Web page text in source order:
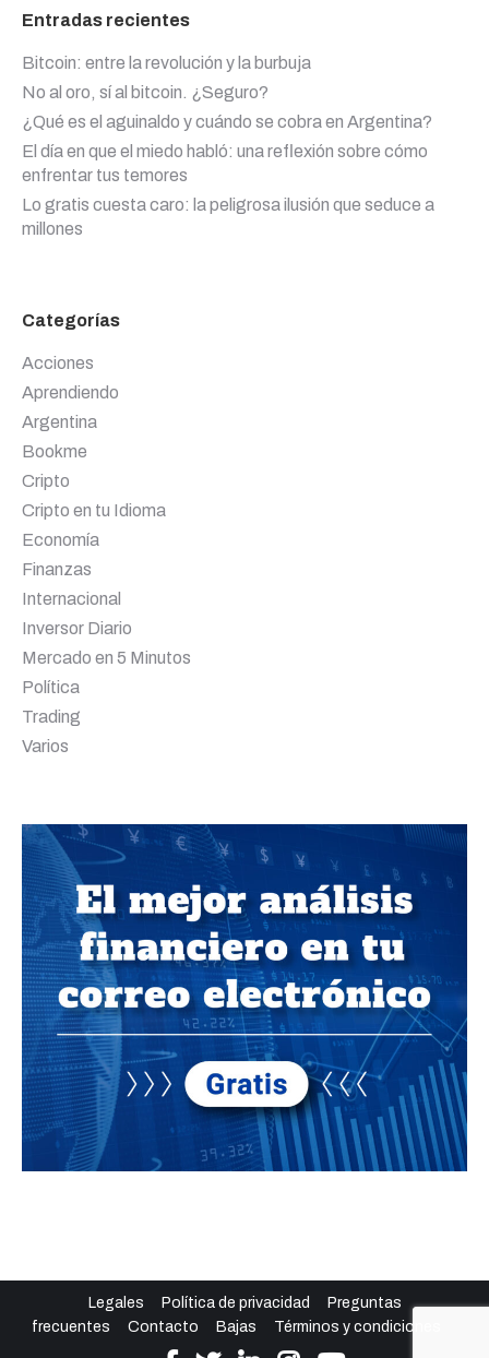
Entradas recientes
Bitcoin: entre la revolución y la burbuja
No al oro, sí al bitcoin. ¿Seguro?
¿Qué es el aguinaldo y cuándo se cobra en Argentina?
El día en que el miedo habló: una reflexión sobre cómo
enfrentar tus temores
Lo gratis cuesta caro: la peligrosa ilusión que seduce a
millones
Categorías
Acciones
Aprendiendo
Argentina
Bookme
Cripto
Cripto en tu Idioma
Economía
Finanzas
Internacional
Inversor Diario
Mercado en 5 Minutos
Política
Trading
Varios
Legales Política de privacidad
Preguntas
frecuentes
Contacto Bajas Términos y condiciones